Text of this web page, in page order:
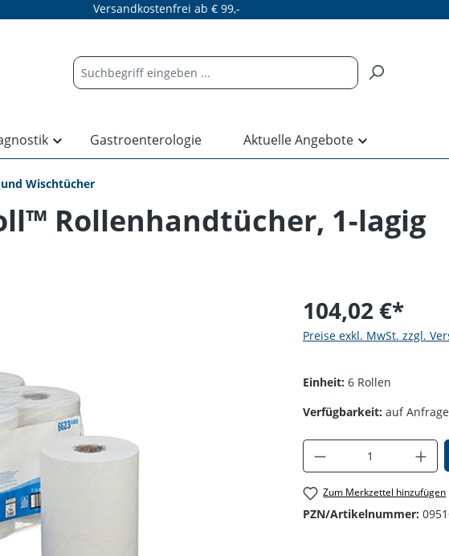
Versandkostenfrei ab € 99,-
Gastroenterologie Aktuelle Angebote
Wischtücher
Rollenhandtücher, 1-lagig
104,02 €*
Preise exkl. MwSt. zzgl.
Einheit: 6 Rollen
Verfügbarkeit: auf Anfrage
Produkt
Zum Merkzettel hinzufügen
PZN/Artikelnummer: